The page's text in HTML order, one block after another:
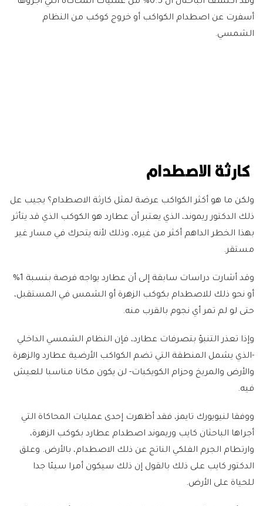
أسفرت عن اصطدام الكواكب أو خروج كوكب من النظام
الشمسي.
كارثة الاصطدام
ولكن ما هو أكثر الكواكب عرضة لمثل كارثة الاصطدام؟ يجيب عل
ذلك الدكتور ريموند، الذي يعتبر أن عطارد هو الكوكب الذي قد يتأثر
بهذا الخطر الداهم أكثر من غيره، وذلك لأنه يتحرك في مسار غير
مستقر.
وقد أشارت دراسات سابقة إلى أن عطارد يواجه فرصة بنسبة 1%
أو نحو ذلك للاصطدام بكوكب الزهرة أو الشمس في المستقبل،
حتى لو لم تمر أي نجوم بالقرب منه.
وإذا تعذر التنبؤ بتصرفات عطارد، فإن النظام الشمسي الداخلي
-الذي يشمل المنطقة التي تضم الكواكب الأرضية عطارد والزهرة
والأرض والمريخ وحزام الكويكبات- لن يكون مكانا مناسبا للعيش
فيه.
ووفقا لنيويورك تايمز، فقد أظهرت إحدى عمليات المحاكاة التي
أجراها الباحثان كايب وريموند اصطدام عطارد بكوكب الزهرة،
وارتطام الجرم الفلكي الناتج عن ذلك الاصطدام، بالأرض. وعلق
الدكتور كايب على ذلك بالقول إن ذلك سيكون أمرا سيئا جدا
للحياة على الأرض.